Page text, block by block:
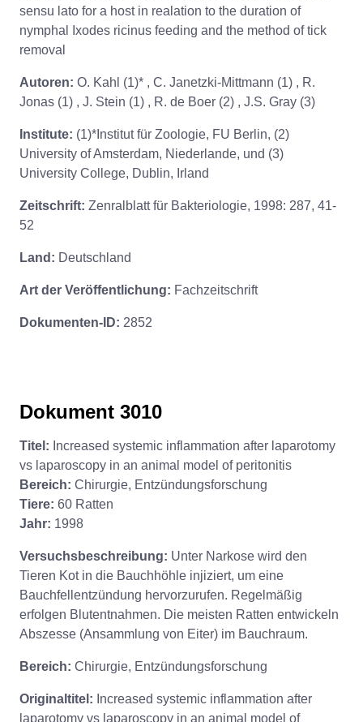
sensu lato for a host in realation to the duration of
nymphal Ixodes ricinus feeding and the method of tick
removal
Autoren: O. Kahl (1)* , C. Janetzki-Mittmann (1) , R.
Jonas (1) , J. Stein (1) , R. de Boer (2) , J.S. Gray (3)
Institute: (1)*Institut für Zoologie, FU Berlin, (2)
University of Amsterdam, Niederlande, und (3)
University College, Dublin, Irland
Zeitschrift: Zenralblatt für Bakteriologie, 1998: 287, 41-
52
Land: Deutschland
Art der Veröffentlichung: Fachzeitschrift
Dokumenten-ID: 2852
Dokument 3010
Titel: Increased systemic inflammation after laparotomy
vs laparoscopy in an animal model of peritonitis
Bereich: Chirurgie, Entzündungsforschung
Tiere: 60 Ratten
Jahr: 1998
Versuchsbeschreibung: Unter Narkose wird den
Tieren Kot in die Bauchhöhle injiziert, um eine
Bauchfellentzündung hervorzurufen. Regelmäßig
erfolgen Blutentnahmen. Die meisten Ratten entwickeln
Abszesse (Ansammlung von Eiter) im Bauchraum.
Bereich: Chirurgie, Entzündungsforschung
Originaltitel: Increased systemic inflammation after
laparotomy vs laparoscopy in an animal model of